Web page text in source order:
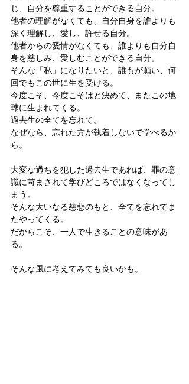
じ、自分を尊重することができる自分。
他者の理解がなくても、自分自身を誰よりも
深く理解し、愛し、許せる自分。
他者からの愛情がなくても、誰よりも自分自
身を慈しみ、愛しむことができる自分。
そんな「私」になりたいと、誰もが願い、何
回でもこの世に生を受ける。
今度こそ、今度こそはと決めて、またこの地
球に生まれてくる。
過去生の全てを忘れて。
なぜなら、忘れた方が執着しないで学べるか
ら。
大変な過ちを犯した過去生であれば、罪の意
識に苛まされて学びどころではなくなってし
まう。
そんな大いなる慈悲のもと、全てを忘れてま
たやってくる。
だからこそ、一人で生きることの意味があ
る。
そんな風に考えてみても良いかも。